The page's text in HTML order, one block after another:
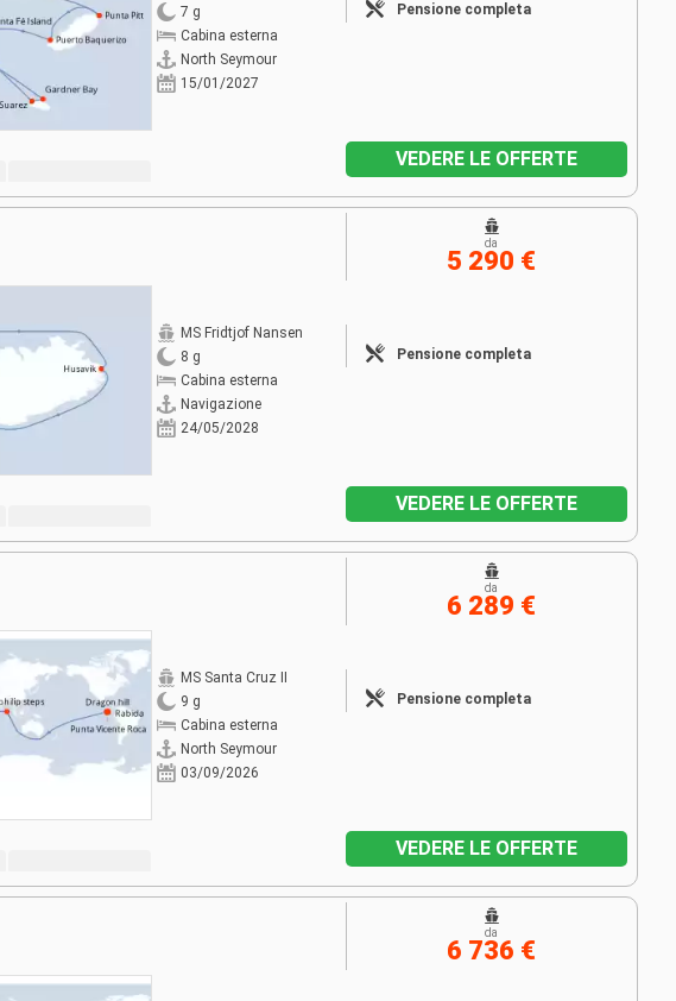
7 g
Cabina esterna
North Seymour
15/01/2027
Pensione completa
VEDERE LE OFFERTE
MS Fridtjof Nansen
8 g
Cabina esterna
Navigazione
24/05/2028
Pensione completa
da
5 290 €
VEDERE LE OFFERTE
MS Santa Cruz II
9 g
Cabina esterna
North Seymour
03/09/2026
Pensione completa
da
6 289 €
VEDERE LE OFFERTE
da
6 736 €